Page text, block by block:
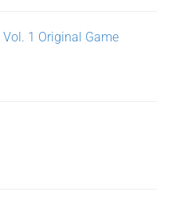
1 Original Game